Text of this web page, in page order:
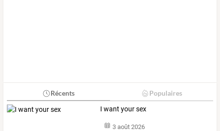
Récents Populaires
I want your sex
3 août 2026